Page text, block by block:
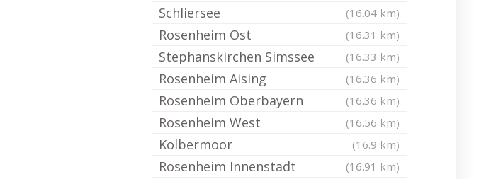
Schliersee (16.04 km)
Rosenheim Ost (16.31 km)
Stephanskirchen Simssee (16.33 km)
Rosenheim Aising (16.36 km)
Rosenheim Oberbayern (16.36 km)
Rosenheim West (16.56 km)
Kolbermoor (16.9 km)
Rosenheim Innenstadt (16.91 km)